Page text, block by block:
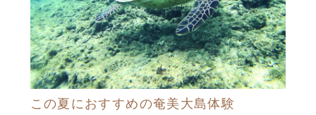
この夏におすすめの奄美大島体験